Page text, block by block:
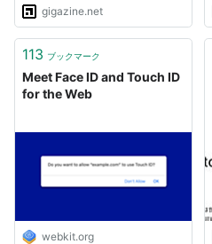
gigazine.net
113 ブックマーク
Meet Face ID and Touch ID
for the Web
webkit.org